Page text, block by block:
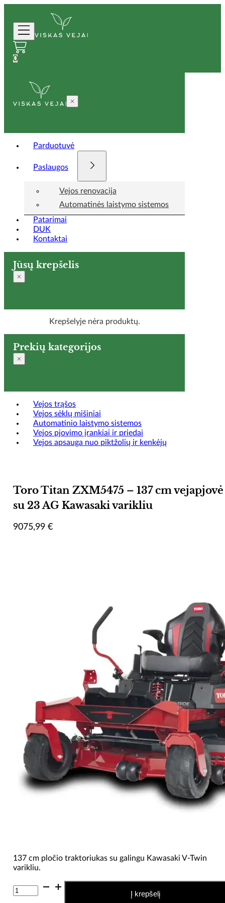
0
Parduotuvė
Paslaugos
Vejos renovacija
Automatinės laistymo sistemos
Patarimai
DUK
Kontaktai
Jūsų krepšelis
Krepšelyje nėra produktų.
Prekių kategorijos
Vejos trąšos
Vejos sėklų mišiniai
Automatinio laistymo sistemos
Vejos pjovimo įrankiai ir priedai
Vejos apsauga nuo piktžolių ir kenkėjų
Toro Titan ZXM5475 – 137 cm vejapjovė
su 23 AG Kawasaki varikliu
9075,99 €
137 cm pločio traktoriukas su galingu Kawasaki V-Twin
varikliu.
produkto
kiekis:
Į krepšelį